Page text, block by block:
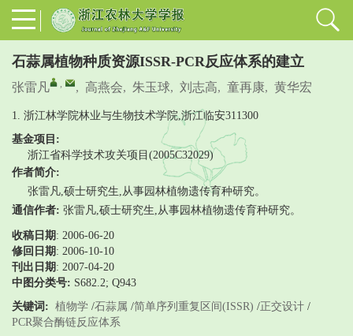
石蒜属植物种质资源ISSR-PCR反应体系的建立
张雷凡 , , 高燕会, 朱玉球, 刘志高, 童再康, 黄华宏
1. 浙江林学院林业与生物技术学院,浙江临安311300
基金项目:
浙江省科学技术攻关项目(2005C32029)
作者简介:
张雷凡,硕士研究生,从事园林植物遗传育种研究。
通信作者: 张雷凡,硕士研究生,从事园林植物遗传育种研究。
收稿日期 : 2006-06-20
修回日期 : 2006-10-10
刊出日期 : 2007-04-20
中图分类号: S682.2; Q943
关键词: 植物学 /石蒜属 /简单序列重复区间(ISSR) /正交设计 /
PCR聚合酶链反应体系